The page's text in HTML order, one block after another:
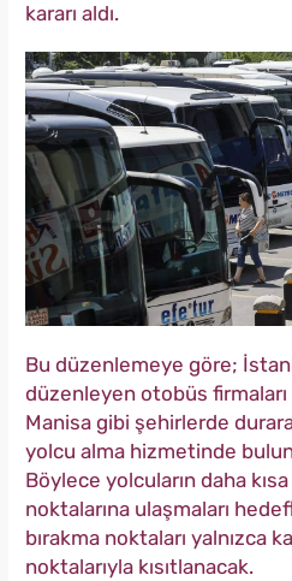
kararı aldı.
Bu düzenlemeye göre;
düzenleyen otobüs firmaları
Manisa gibi şehirlerde
yolcu alma hizmetinde
Böylece yolcuların daha
noktalarına ulaşmaları
bırakma noktaları yalnızca
noktalarıyla kısıtlanacak.